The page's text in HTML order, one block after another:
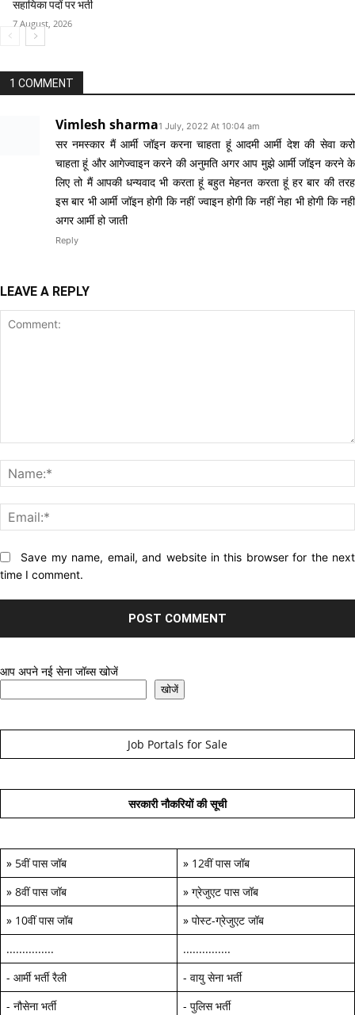
सहायिका पदों पर भर्ती
7 August, 2026
1 COMMENT
Vimlesh sharma1 July, 2022 At 10:04 am
सर नमस्कार मैं आर्मी जॉइन करना चाहता हूं आदमी आर्मी देश की सेवा करो
चाहता हूं और आगेज्वाइन करने की अनुमति अगर आप मुझे आर्मी जॉइन करने के
लिए तो मैं आपकी धन्यवाद भी करता हूं बहुत मेहनत करता हूं हर बार की तरह
इस बार भी आर्मी जॉइन होगी कि नहीं ज्वाइन होगी कि नहीं नेहा भी होगी कि नहीं
अगर आर्मी हो जाती
Reply
LEAVE A REPLY
Website:Save my name, email, and website in this browser for the next
time I comment.
आप अपने नई सेना जॉब्स खोजें
खोजें
Job Portals for Sale
सरकारी नौकरियों की सूची
» 5वीं पास जॉब » 12वीं पास जॉब
» 8वीं पास जॉब » ग्रेजुएट पास जॉब
» 10वीं पास जॉब » पोस्ट-ग्रेजुएट जॉब
...............
...............
- आर्मी भर्ती रैली - वायु सेना भर्ती
- नौसेना भर्ती - पुलिस भर्ती